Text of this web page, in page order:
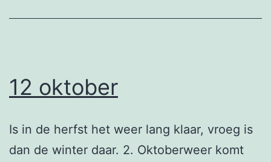
12 oktober
Is in de herfst het weer lang klaar, vroeg is
dan de winter daar. 2. Oktoberweer komt